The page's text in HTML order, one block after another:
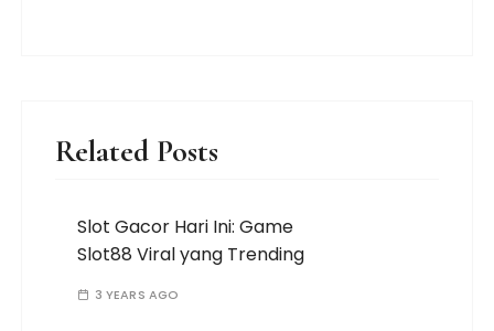
Related Posts
Slot Gacor Hari Ini: Game
Slot88 Viral yang Trending
3 YEARS AGO